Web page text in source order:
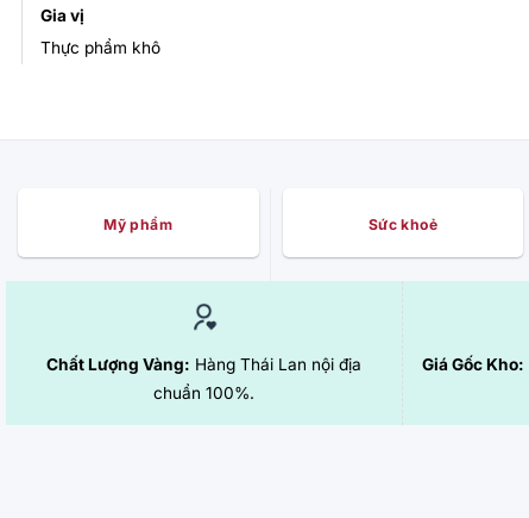
Gia vị
Thực phẩm khô
Mỹ phẩm Sức khoẻ
Chất Lượng Vàng: Hàng Thái Lan nội địa
chuẩn 100%.
Giá Gốc Kho: